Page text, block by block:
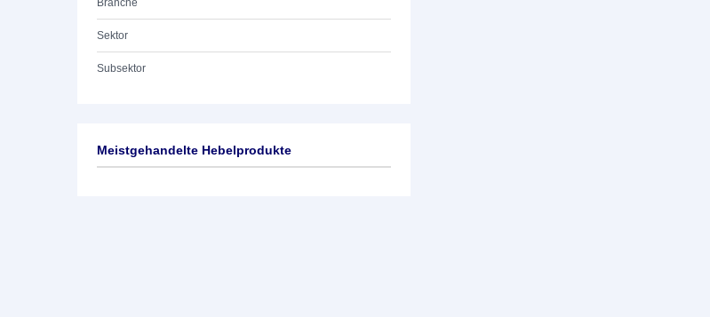
Branche
Sektor
Subsektor
Meistgehandelte Hebelprodukte